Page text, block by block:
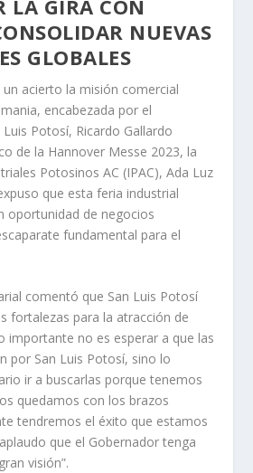
LA GIRA CON
NUEVAS
GLOBALES
acierto la misión comercial
encabezada por el
Potosí, Ricardo Gallardo
de la Hannover Messe 2023, la
Potosinos AC (IPAC), Ada Luz
que esta feria industrial
oportunidad de negocios
fundamental para el
comentó que San Luis Potosí
fortalezas para la atracción de
importante no es esperar a que las
por San Luis Potosí, sino lo
ir a buscarlas porque tenemos
quedamos con los brazos
tendremos el éxito que estamos
que el Gobernador tenga
visión”.